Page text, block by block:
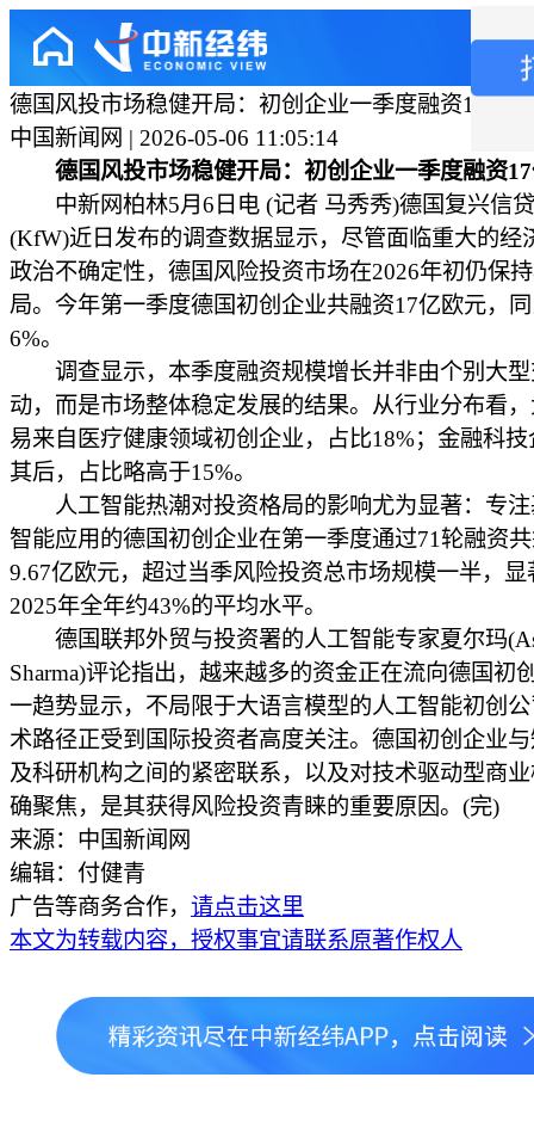
德国风投市场稳健开局：初创企业一季度融资17亿
中国新闻网 | 2026-05-06 11:05:14
德国风投市场稳健开局：初创企业一季度融资
中新网柏林5月6日电 (记者 马秀秀)德国复兴信
(KfW)近日发布的调查数据显示，尽管面临重大的经
政治不确定性，德国风险投资市场在2026年初仍保
局。今年第一季度德国初创企业共融资17亿欧元，
6%。
调查显示，本季度融资规模增长并非由个别大型
动，而是市场整体稳定发展的结果。从行业分布看
易来自医疗健康领域初创企业，占比18%；金融科
其后，占比略高于15%。
人工智能热潮对投资格局的影响尤为显著：专注
智能应用的德国初创企业在第一季度通过71轮融资
9.67亿欧元，超过当季风险投资总市场规模一半，显
2025年全年约43%的平均水平。
德国联邦外贸与投资署的人工智能专家夏尔玛
Sharma)评论指出，越来越多的资金正在流向德国初
一趋势显示，不局限于大语言模型的人工智能初创
术路径正受到国际投资者高度关注。德国初创企业
及科研机构之间的紧密联系，以及对技术驱动型商
确聚焦，是其获得风险投资青睐的重要原因。(完)
来源：中国新闻网
编辑：付健青
广告等商务合作， 请点击这里
本文为转载内容，授权事宜请联系原著作权人